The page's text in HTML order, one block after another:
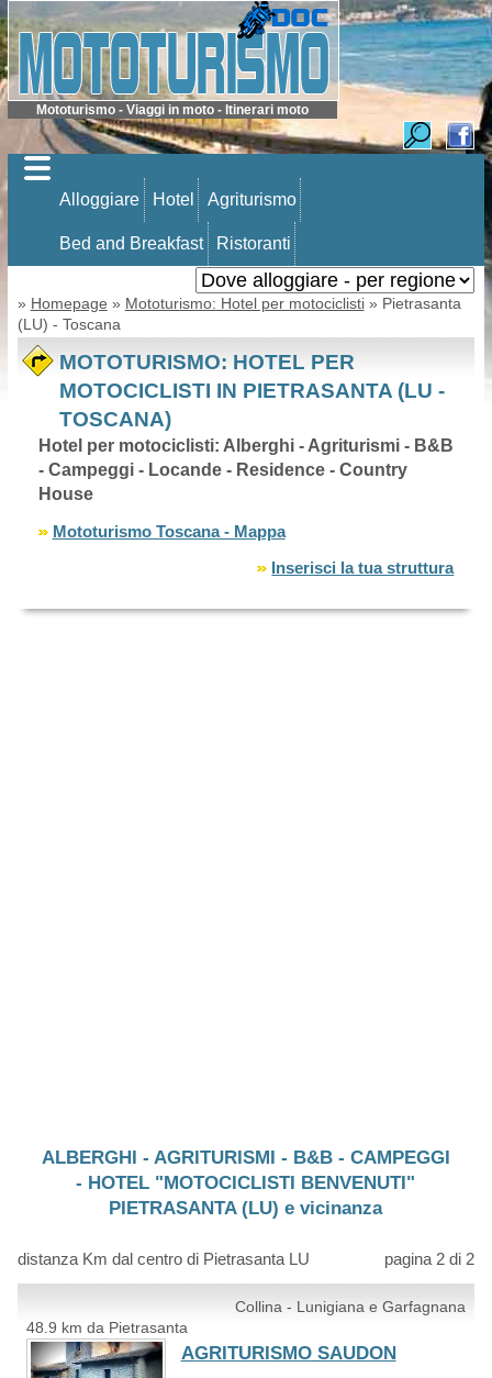
Mototurismo - Viaggi in moto - Itinerari moto
Alloggiare Hotel Agriturismo
Bed and Breakfast Ristoranti
» Homepage » Mototurismo: Hotel per motociclisti» Pietrasanta
(LU) - Toscana
MOTOTURISMO: HOTEL PER
MOTOCICLISTI IN PIETRASANTA (LU -
TOSCANA)
Hotel per motociclisti: Alberghi - Agriturismi - B&B
- Campeggi - Locande - Residence - Country
House
Mototurismo Toscana - Mappa
Inserisci la tua struttura
ALBERGHI - AGRITURISMI - B&B - CAMPEGGI
- HOTEL "MOTOCICLISTI BENVENUTI"
PIETRASANTA (LU) e vicinanza
distanza Km dal centro di Pietrasanta LU pagina 2 di 2
Collina - Lunigiana e Garfagnana
48.9 km da Pietrasanta
AGRITURISMO SAUDON